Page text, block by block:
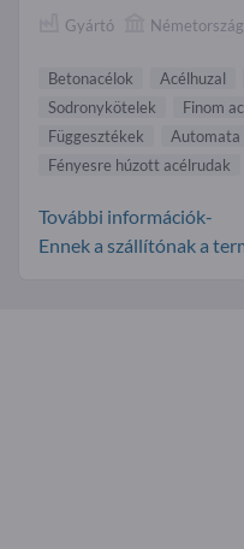
Gyártó Németország
Betonacélok Acélhuzal
Sodronykötelek
Finom
Függesztékek
Automata
Fényesre húzott acélrudak
További információk-
Ennek a szállítónak a